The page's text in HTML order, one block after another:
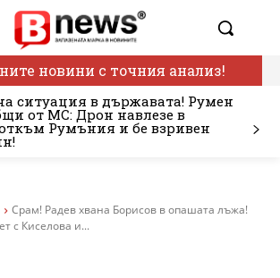
новини с точния анализ!
ситуация в държавата! Румен
от МС: Дрон навлезе в
Румъния и бе взривен
Срам! Радев хвана Борисов в опашата лъжа!
с Киселова и...